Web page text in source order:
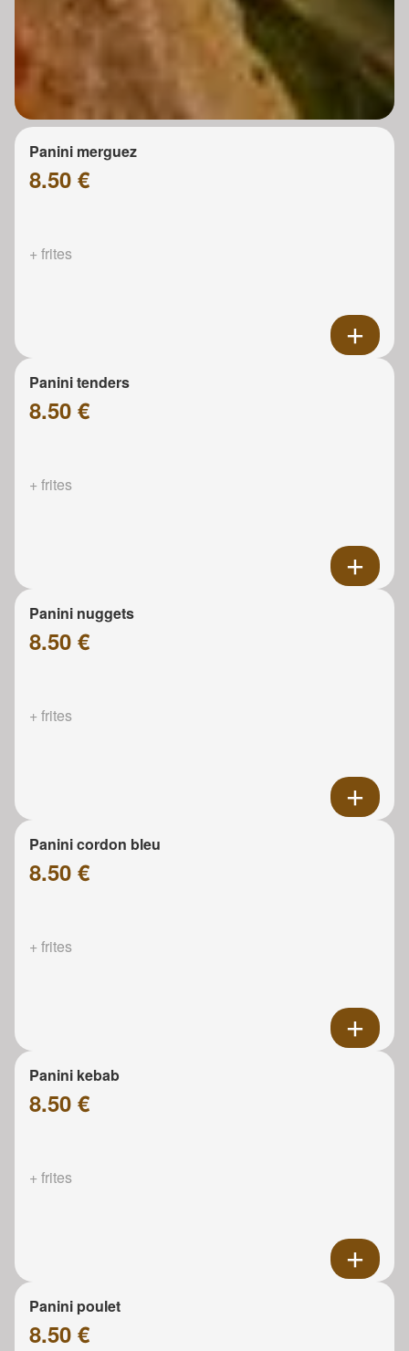
Panini merguez
8.50 €
+ frites
Panini tenders
8.50 €
+ frites
Panini nuggets
8.50 €
+ frites
Panini cordon bleu
8.50 €
+ frites
Panini kebab
8.50 €
+ frites
Panini poulet
8.50 €